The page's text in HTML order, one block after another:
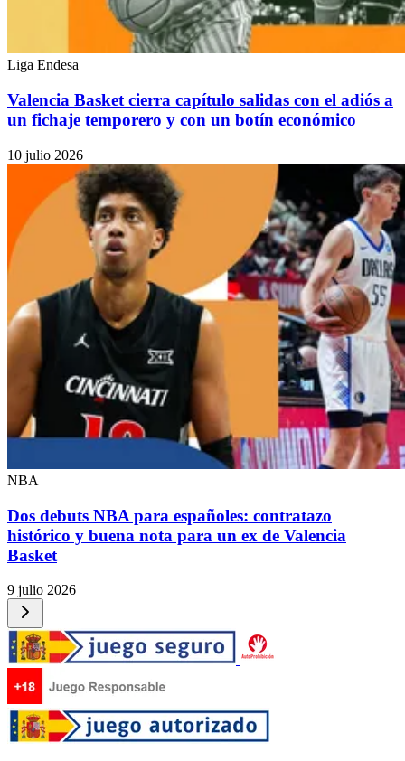
Liga Endesa
Valencia Basket cierra capítulo salidas con el adiós a
un fichaje temporero y con un botín económico
10 julio 2026
NBA
Dos debuts NBA para españoles: contratazo
histórico y buena nota para un ex de Valencia
Basket
9 julio 2026